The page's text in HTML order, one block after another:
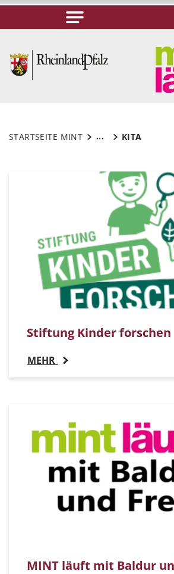
STARTSEITE MINT ... KITA
Stiftung Kinder forschen
MEHR
MINT läuft mit Baldur